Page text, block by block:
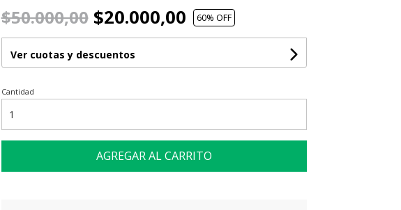
$50.000,00$20.000,00 60% OFF
Ver cuotas y descuentos
Cantidad
AGREGAR AL CARRITO